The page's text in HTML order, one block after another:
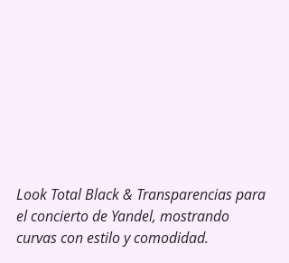
Look Total Black & Transparencias para
el concierto de Yandel, mostrando
curvas con estilo y comodidad.